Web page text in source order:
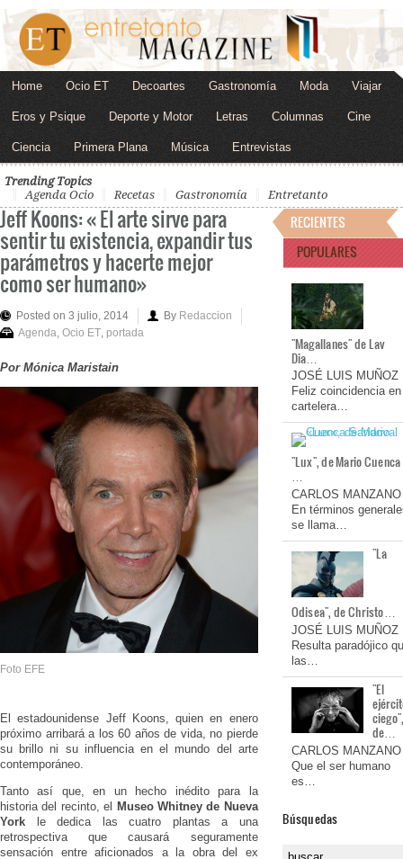
Home Ocio ET Decoartes Gastronomía Moda Viajar
Eros y Psique Deporte y Motor Letras Columnas Cine
Ciencia Primera Plana Música Entrevistas
Trending Topics
Agenda Ocio
Recetas Gastronomía Entretanto
Jeff Koons: « El arte sirve para
sentir tu existencia, expandir tus
parámetros y hacerte mejor
como ser humano»
Posted on 3 julio, 2014 By Redaccion
Agenda Ocio ET portada
Por Mónica Maristain
Foto EFE
El estadounidense Jeff Koons, quien en enero
próximo arribará a los 60 años de vida, no pierde
su brillo ni su influencia en el mundo del arte
contemporáneo.
Tanto así que, en un hecho inédito para la
historia del recinto, el
Museo Whitney de Nueva
York le dedica las cuatro plantas a una
retrospectiva que causará seguramente
sensación entre aficionados a la obra del ex
RECIENTES
POPULARES
"Magallanes" de Lav
Dia…
JOSÉ LUIS MUÑOZ
Feliz coincidencia en
cartelera…
"Lux", de Mario Cuenca
…
CARLOS MANZANO
En términos
se llama…
"La
Odisea", de Christo…
JOSÉ LUIS MUÑOZ
Resulta paradójico
las…
"El
de…
CARLOS MANZANO
Que el ser humano
es…
Búsquedas